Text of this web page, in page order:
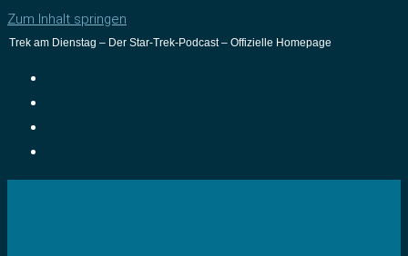
Zum Inhalt springen
Trek am Dienstag – Der Star-Trek-Podcast – Offizielle Homepage